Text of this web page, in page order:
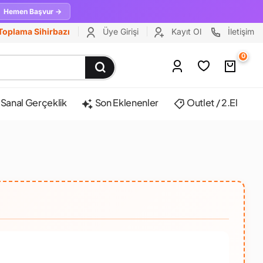
Hemen Başvur →
Sihirbazı Üye Girişi Kayıt Ol İletişim
0
Sanal Gerçeklik Son Eklenenler Outlet / 2.El